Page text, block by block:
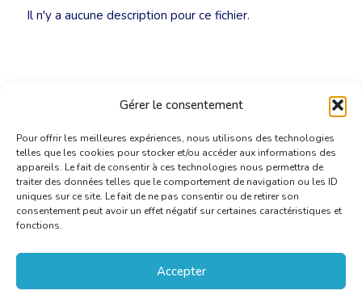
Gérer le consentement
Pour offrir les meilleures expériences, nous utilisons des technologies
telles que les cookies pour stocker et/ou accéder aux informations des
appareils. Le fait de consentir à ces technologies nous permettra de
traiter des données telles que le comportement de navigation ou les ID
uniques sur ce site. Le fait de ne pas consentir ou de retirer son
consentement peut avoir un effet négatif sur certaines caractéristiques et
fonctions.
Accepter
Il n'y a aucune description pour ce fichier.